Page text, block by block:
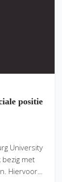
positie
University
bezig met
Hiervoor…